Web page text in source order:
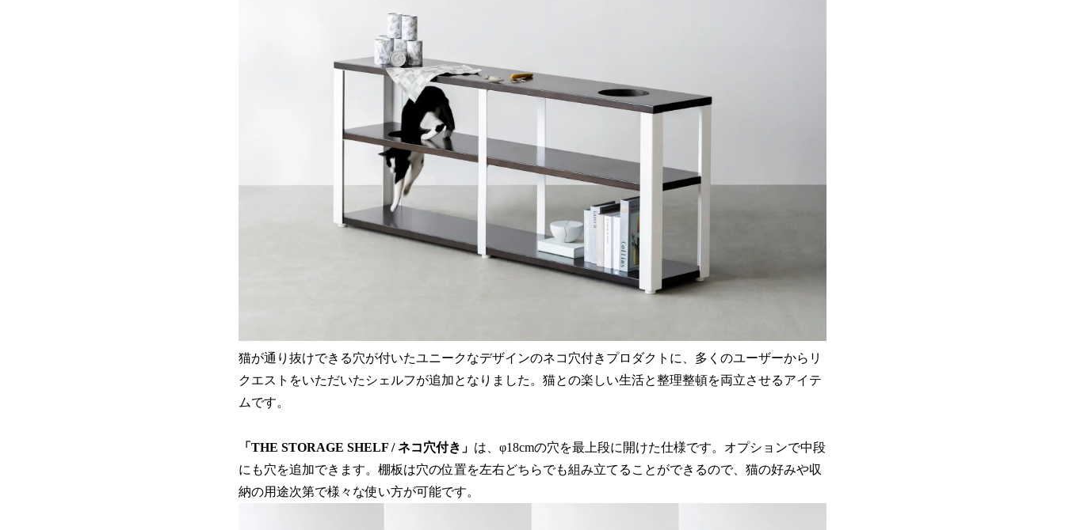
猫が通り抜けできる穴が付いたユニークなデザインのネコ穴付きプロダクトに、多くのユーザーからリ
クエストをいただいたシェルフが追加となりました。猫との楽しい生活と整理整頓を両立させるアイテ
ムです。
「THE STORAGE SHELF / ネコ穴付き」 は、φ18cmの穴を最上段に開けた仕様です。オプションで中段
にも穴を追加できます。棚板は穴の位置を左右どちらでも組み立てることができるので、猫の好みや収
納の用途次第で様々な使い方が可能です。